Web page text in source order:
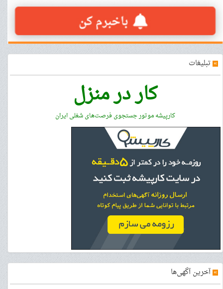
» تبلیغات
کار در منزل
کارپیشه موتور جستجوی فرصت‌های شغلی ایران
»آخرین آگهی‌ها